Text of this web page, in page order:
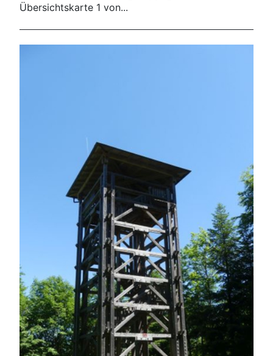
Übersichtskarte 1 von...